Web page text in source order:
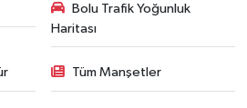
Bolu Trafik Yoğunluk
Haritası
Tüm Manşetler